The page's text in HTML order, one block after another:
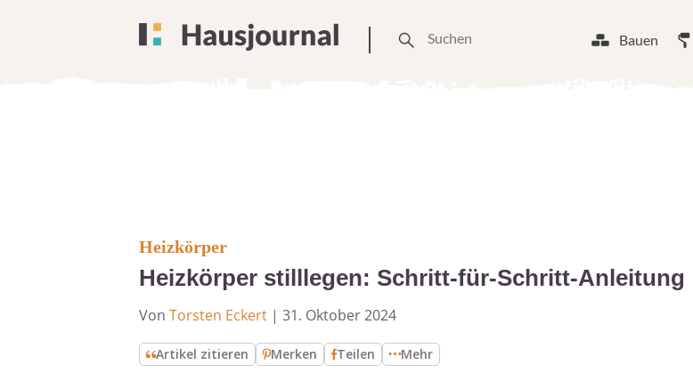
Bauen
Heizkörper
Heizkörper stilllegen: Schritt-für-Schritt-Anleitung
Von Torsten Eckert | 31. Oktober 2024
Artikel zitieren Merken Teilen Mehr